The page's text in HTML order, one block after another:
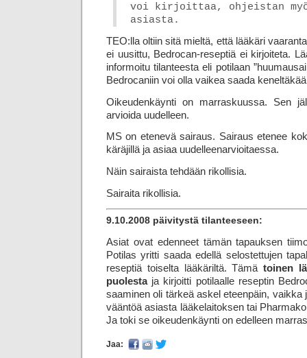
voi kirjoittaa, ohjeistan
asiasta.
TEO:lla oltiin sitä mieltä, että lääkäri
ei uusittu, Bedrocan-reseptiä ei kirjoiteta.
informoitu tilanteesta eli potilaan
Bedrocaniin voi olla vaikea saada
Oikeudenkäynti on marraskuussa. Sen
arvioida uudelleen.
MS on etenevä sairaus. Sairaus etenee
käräjillä ja asiaa uudelleenarvioitaessa.
Näin sairaista tehdään rikollisia.
Sairaita rikollisia.
9.10.2008 päivitystä tilanteeseen:
Asiat ovat edenneet tämän tapauksen
Potilas yritti saada edellä selostettujen
reseptiä toiselta lääkäriltä. Tämä toinen
puolestaja kirjoitti potilaalle reseptin
saaminen oli tärkeä askel eteen­päin, vaikka
vääntöä asiasta lääke­laitoksen tai
Ja toki se oikeuden­käynti on edelleen
Jaa: